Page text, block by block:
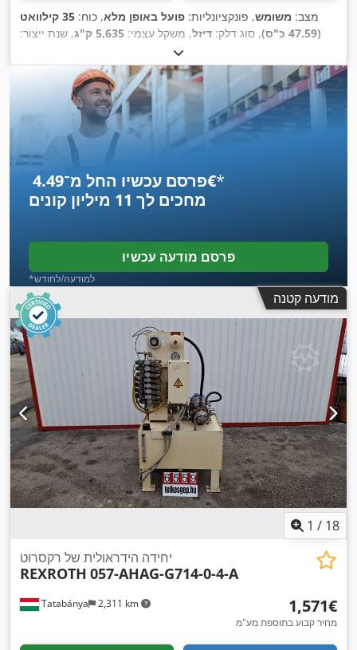
מצב: משומש, פונקציונליות: פועל באופן מלא, כוח:
35 קילוואט
(47.59 כ"ס)
, סוג דלק: דיזל, משקל עצמי: 5,635 ק"ג
, שנת ייצור:
, גובה בנייה:
2,550 מ"מ, סוג הנעה:Diesel , רוחב בנייה:1,970 מ"מ ,
פרסם עכשיו החל מ־‏4.49 ‏€*
מחכים לך 11 מיליון קונים
פרסם מודעה עכשיו
*למודעה/לחודש
מודעה קטנה
1 / 18
Tatabánya 2,311 km
יחידה הידראולית של רקסרוט
REXROTH 057-AHAG-G714-0-4-A
‏1,571 ‏€
מחיר קבוע בתוספת מע"מ